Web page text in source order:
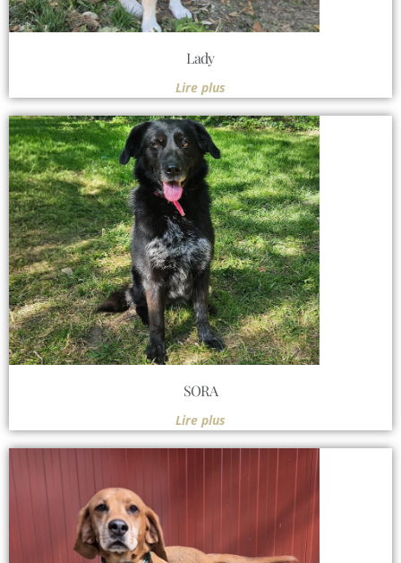
Lady
Lire plus
SORA
Lire plus